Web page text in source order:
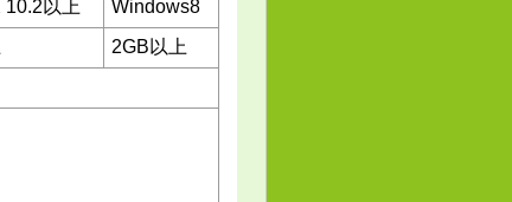
10.2以上
Windows8
2GB以上